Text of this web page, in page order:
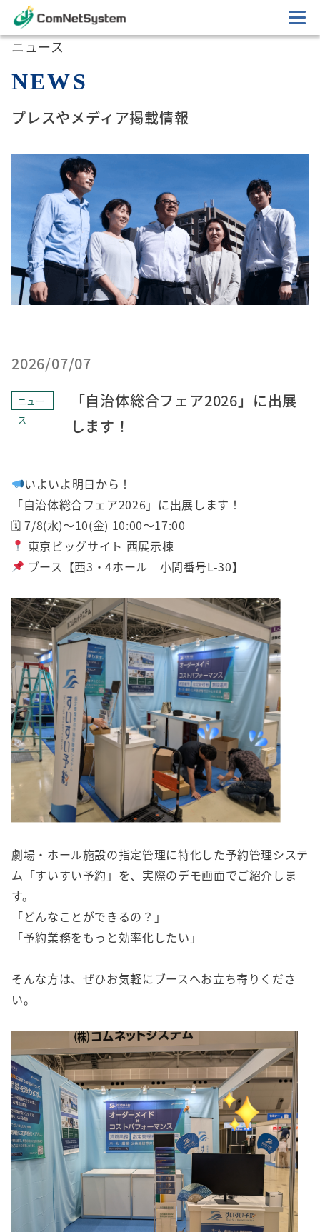
ニュース
NEWS
プレスやメディア掲載情報
2026/07/07
ニュー
ス
「自治体総合フェア2026」に出展
します！
いよいよ明日から！
「自治体総合フェア2026」に出展します！
🗓 7/8(水)〜10(金) 10:00～17:00
東京ビッグサイト 西展示棟
ブース【西3・4ホール 小間番号L-30】
劇場・ホール施設の指定管理に特化した予約管理システ
ム「すいすい予約」を、実際のデモ画面でご紹介しま
す。
「どんなことができるの？」
「予約業務をもっと効率化したい」
そんな方は、ぜひお気軽にブースへお立ち寄りくださ
い。